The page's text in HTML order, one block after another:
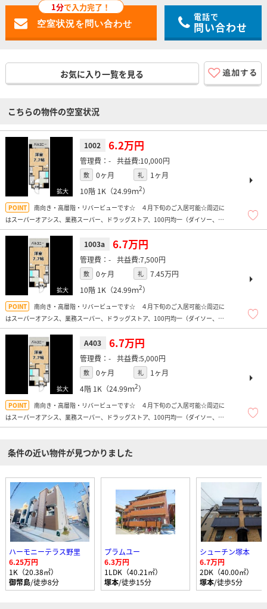
1分で入力完了！
電話で
問い合わせ
お気に入り一覧を見る
こちらの物件の空室状況
1002 6.2万円
- 10,000円
敷 0ヶ月 礼
1ヶ月
10階 1K（24.99ｍ2）
南向き・高層階・リバービューです☆ ４月下旬のご入居可能☆周辺に
はスーパーオアシス、業務スーパー、ドラッグストア、100円均一（ダイソー、
FLET、Seria）、コンビニ、トレーニングジム、マクドナルド（24ｈ営業）があり
便利ですよ！
1003a 6.7万円
- 7,500円
敷 0ヶ月 礼
7.45万円
10階 1K（24.99ｍ2）
南向き・高層階・リバービューです☆ ４月下旬のご入居可能☆周辺に
はスーパーオアシス、業務スーパー、ドラッグストア、100円均一（ダイソー、
FLET、Seria）、コンビニ、トレーニングジム、マクドナルド（24ｈ営業）があり
便利ですよ！
A403 6.7万円
- 5,000円
敷 0ヶ月 礼
1ヶ月
4階 1K（24.99ｍ2）
南向き・高層階・リバービューです☆ ４月下旬のご入居可能☆周辺に
はスーパーオアシス、業務スーパー、ドラッグストア、100円均一（ダイソー、
FLET、Seria）、コンビニ、トレーニングジム、マクドナルド（24ｈ営業）があり
条件の近い物件が見つかりました
ハーモニーテラス野里
6.25万円
1K（20.38㎡）
御幣島/徒歩8分
プラムユー
6.3万円
1LDK（40.21㎡）
塚本/徒歩15分
シューチン塚本
6.7万円
2DK（40.00㎡）
塚本/徒歩5分